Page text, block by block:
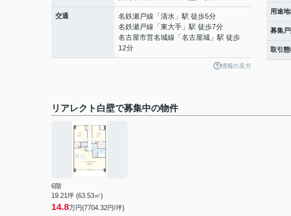
交通 名鉄瀬戸線 「清水 」駅 徒歩5分
名鉄瀬戸線 「東大手 」駅 徒歩7分
名古屋市営名城線 「名古屋城 」駅 徒歩
12分
情報の見方
用途
募集
取引
リアレクト白壁で募集中の物件
6階
19.21坪 (63.53㎡)
14.8万円(7704.32円/坪)